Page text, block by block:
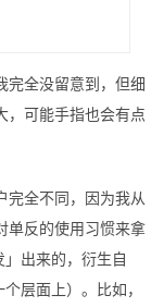
完全没留意到，但细
，可能手指也会有点
完全不同，因为我从
单反的使用习惯来拿
出来的，衍生自
层面上）。比如，